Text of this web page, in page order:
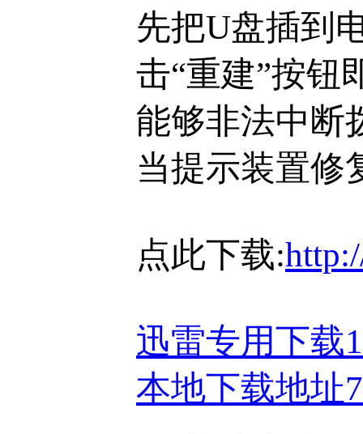
先把U盘插到
击“重建”按钮
能够非法中断
当提示装置修
点此下载:
迅雷专用下载
本地下载地址